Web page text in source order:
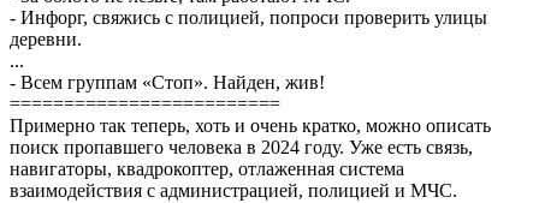
- Инфорг, свяжись с полицией, попроси проверить улицы
деревни.
...
- Всем группам «Стоп». Найден, жив!
=========================
Примерно так теперь, хоть и очень кратко, можно описать
поиск пропавшего человека в 2024 году. Уже есть связь,
навигаторы, квадрокоптер, отлаженная система
взаимодействия с администрацией, полицией и МЧС.